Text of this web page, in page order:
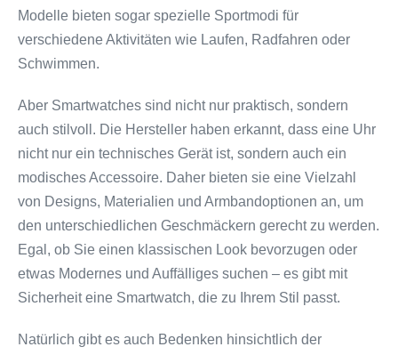
Modelle bieten sogar spezielle Sportmodi für
verschiedene Aktivitäten wie Laufen, Radfahren oder
Schwimmen.
Aber Smartwatches sind nicht nur praktisch, sondern
auch stilvoll. Die Hersteller haben erkannt, dass eine Uhr
nicht nur ein technisches Gerät ist, sondern auch ein
modisches Accessoire. Daher bieten sie eine Vielzahl
von Designs, Materialien und Armbandoptionen an, um
den unterschiedlichen Geschmäckern gerecht zu werden.
Egal, ob Sie einen klassischen Look bevorzugen oder
etwas Modernes und Auffälliges suchen – es gibt mit
Sicherheit eine Smartwatch, die zu Ihrem Stil passt.
Natürlich gibt es auch Bedenken hinsichtlich der